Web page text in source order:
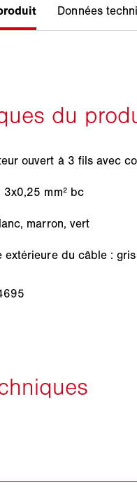
ouvert à 3 fils avec
mm² bc
marron, vert
extérieure du câble : gris